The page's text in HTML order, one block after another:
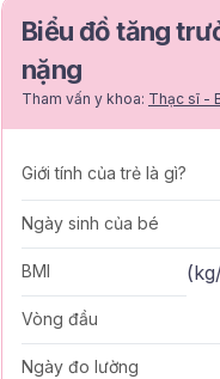
Biểu đồ tăng
nặng
Tham vấn y khoa: Thạc sĩ -
Giới tính của trẻ là gì?
Ngày sinh của bé
BMI (
Vòng đầu
Ngày đo lường